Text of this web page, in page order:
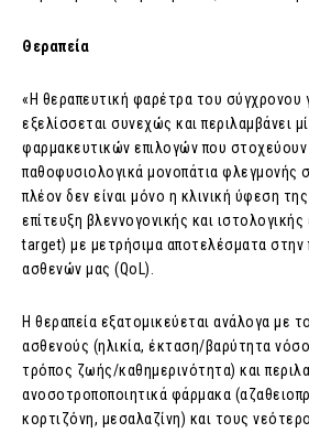
Θεραπεία
«Η θεραπευτική φαρέτρα του σύγχρονου
εξελίσσεται συνεχώς και περιλαμβάνει
φαρμακευτικών επιλογών που
παθοφυσιολογικά μονοπάτια φλεγμονής
πλέον δεν είναι μόνο η κλινική ύφεση
επίτευξη βλεννογονικής και
target) με μετρήσιμα αποτελέσματα
ασθενών μας (QoL).
Η θεραπεία εξατομικεύεται ανάλογα με
ασθενούς (ηλικία, έκταση/βαρύτητα
τρόπος ζωής/καθημερινότητα) και
ανοσοτροποποιητικά φάρμακα
κορτιζόνη, μεσαλαζίνη) και τους